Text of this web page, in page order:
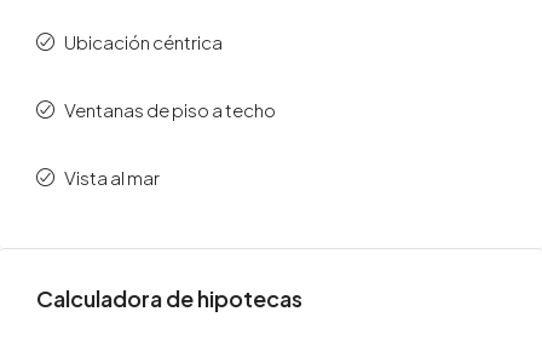
Ubicación céntrica
Ventanas de piso a techo
Vista al mar
Calculadora de hipotecas